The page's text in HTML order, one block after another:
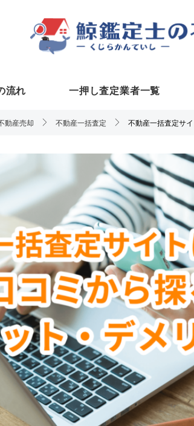
流れ 一押し査定業者一覧
動産売却 不動産一括査定 不動産一括査定サ